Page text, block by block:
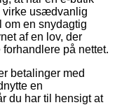
virke usædvanlig
om en snydagtig
af en lov, der
på nettet.
betalinger med
en
du har til hensigt at